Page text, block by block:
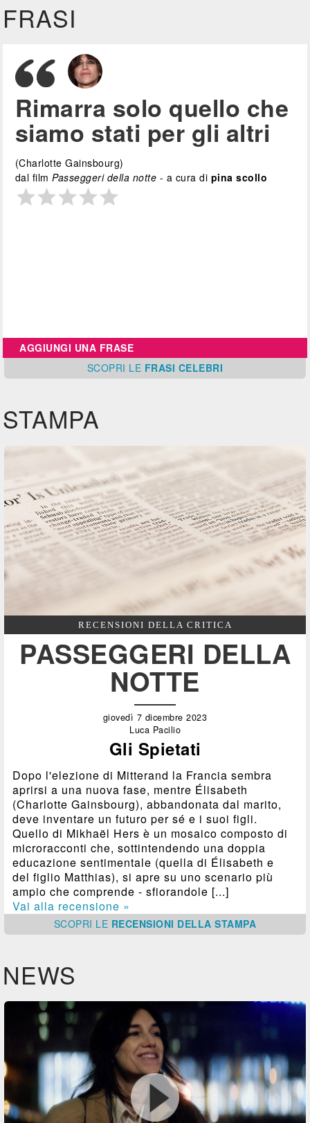
FRASI
Rimarra solo quello che
siamo stati per gli altri
(Charlotte Gainsbourg)
dal filmPasseggeri della notte - a cura di pina scollo
AGGIUNGI UNA FRASE
SCOPRI LE FRASI CELEBRI
STAMPA
RECENSIONI DELLA CRITICA
PASSEGGERI DELLA
NOTTE
giovedì 7 dicembre 2023
Luca Pacilio
Gli Spietati
Dopo l'elezione di Mitterand la Francia sembra
aprirsi a una nuova fase, mentre Élisabeth
(Charlotte Gainsbourg), abbandonata dal marito,
deve inventare un futuro per sé e i suoi figli.
Quello di Mikhaël Hers è un mosaico composto di
microracconti che, sottintendendo una doppia
educazione sentimentale (quella di Élisabeth e
del figlio Matthias), si apre su uno scenario più
ampio che comprende - sfiorandole [...]
Vai alla recensione »
SCOPRI LE RECENSIONI DELLA STAMPA
NEWS